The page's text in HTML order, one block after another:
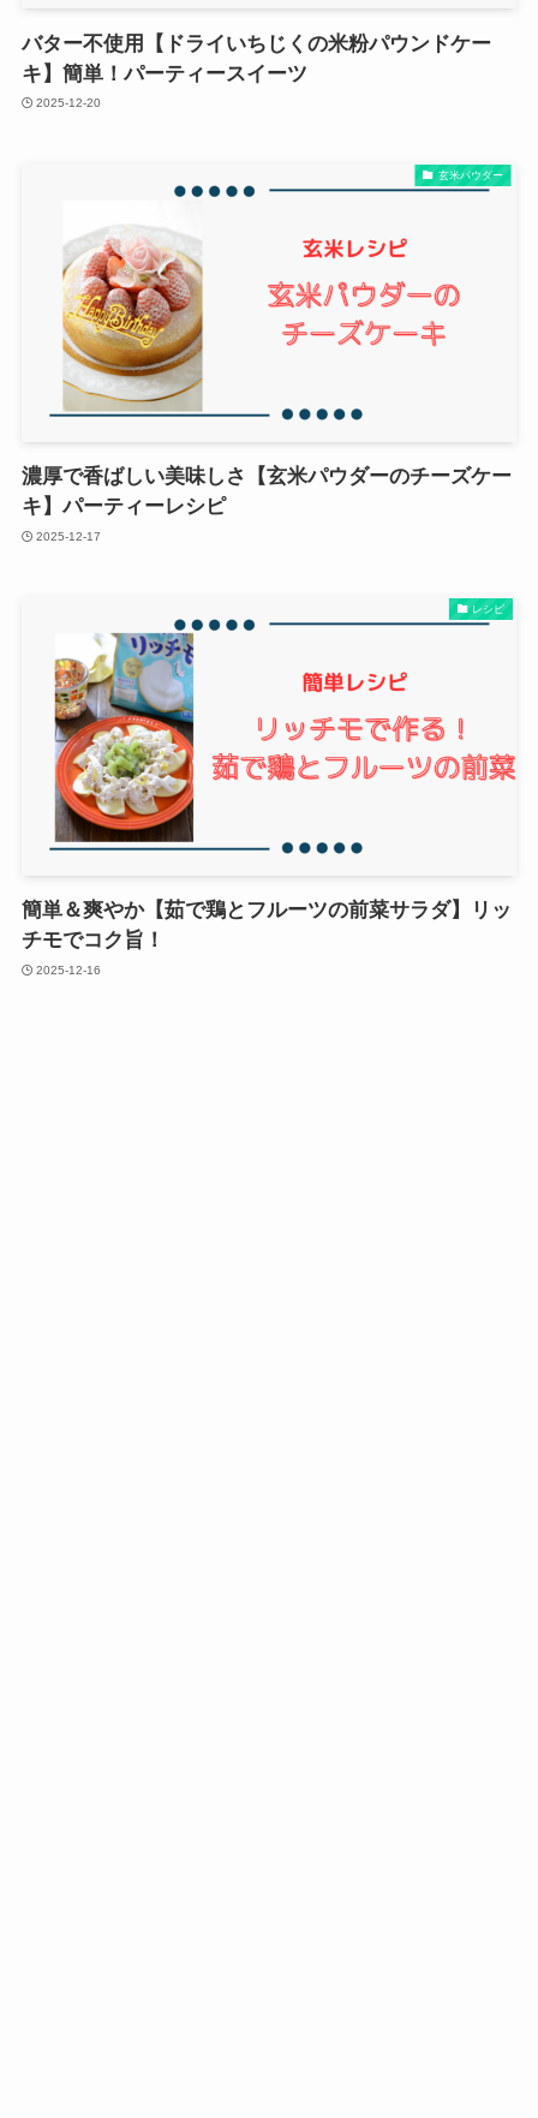
バター不使用【ドライいちじくの米粉パウンドケー
キ】簡単！パーティースイーツ
2025-12-20
玄米パウダー
濃厚で香ばしい美味しさ【玄米パウダーのチーズケー
キ】パーティーレシピ
2025-12-17
レシピ
簡単＆爽やか【茹で鶏とフルーツの前菜サラダ】リッ
チモでコク旨！
2025-12-16